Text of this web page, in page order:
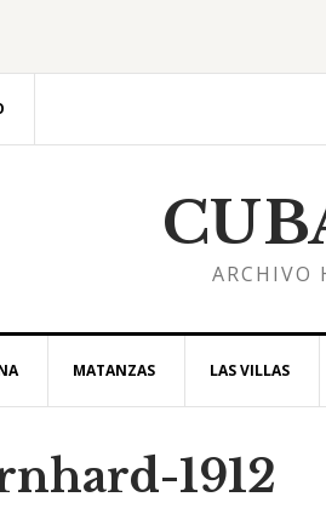
ARCHIVO
MATANZAS LAS VILLAS
1912